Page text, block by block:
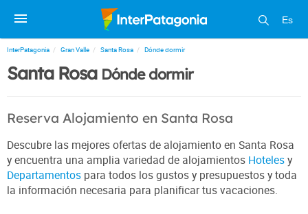
Es
InterPatagonia Gran Valle Santa Rosa Dónde dormir
Santa Rosa Dónde dormir
Reserva Alojamiento en Santa Rosa
Descubre las mejores ofertas de alojamiento en Santa Rosa
y encuentra una amplia variedad de alojamientos Hotelesy
Departamentos para todos los gustos y presupuestos y toda
la información necesaria para planificar tus vacaciones.